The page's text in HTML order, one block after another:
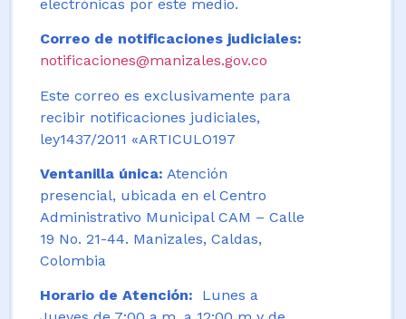
electrónicas por este medio.
Correo de notificaciones judiciales:
notificaciones@manizales.gov.co
Este correo es exclusivamente para
recibir notificaciones judiciales,
ley1437/2011 «ARTICULO197
Ventanilla única: Atención
presencial, ubicada en el Centro
Administrativo Municipal CAM – Calle
19 No. 21-44. Manizales, Caldas,
Colombia
Horario de Atención:
Lunes a